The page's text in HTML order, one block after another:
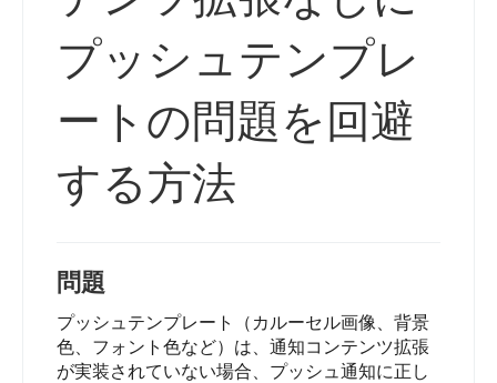
プッシュテンプレ
ートの問題を回避
する方法
問題
プッシュテンプレート（カルーセル画像、背景
色、フォント色など）は、通知コンテンツ拡張
が実装されていない場合、プッシュ通知に正し